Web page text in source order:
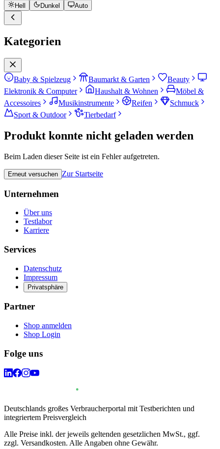
Hell Dunkel Auto
Kategorien
Baby & Spielzeug Baumarkt & Garten
Beauty
Elektronik & Computer
Haushalt & Wohnen
Möbel &
Accessoires
Musikinstrumente Reifen
Schmuck
Sport & Outdoor
Tierbedarf
Produkt konnte nicht geladen werden
Beim Laden dieser Seite ist ein Fehler aufgetreten.
Erneut versuchen Zur Startseite
Unternehmen
Über uns
Testlabor
Karriere
Services
Datenschutz
Impressum
Privatsphäre
Partner
Shop anmelden
Shop Login
Folge uns
Deutschlands großes Verbraucherportal mit Testberichten und
integriertem Preisvergleich
Alle Preise inkl. der jeweils geltenden gesetzlichen MwSt., ggf.
zzgl. Versandkosten. Alle Angaben ohne Gewähr.